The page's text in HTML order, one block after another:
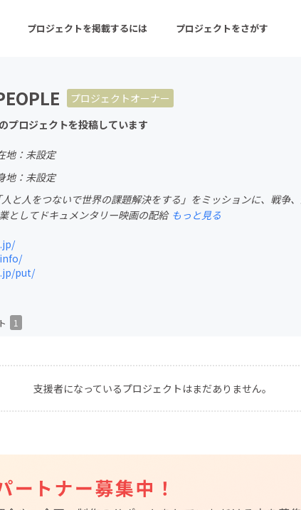
プロジェクトを掲載するには プロジェクトをさがす
ン 注目の新着プロジェクト
音楽
ゲーム・サービス開発 フード・飲食店
チャレンジ
CAMPFIREふるさと納税
machi-ya コミュニテ
プロジェクトオーナー
プロジェクトを投稿しています
地：未設定
地：未設定
人と人をつないで世界の課題解決をする」をミッションに、戦
としてドキュメンタリー映画の配給 もっと見る
put/
1
支援者になっているプロジェクトはまだありません。